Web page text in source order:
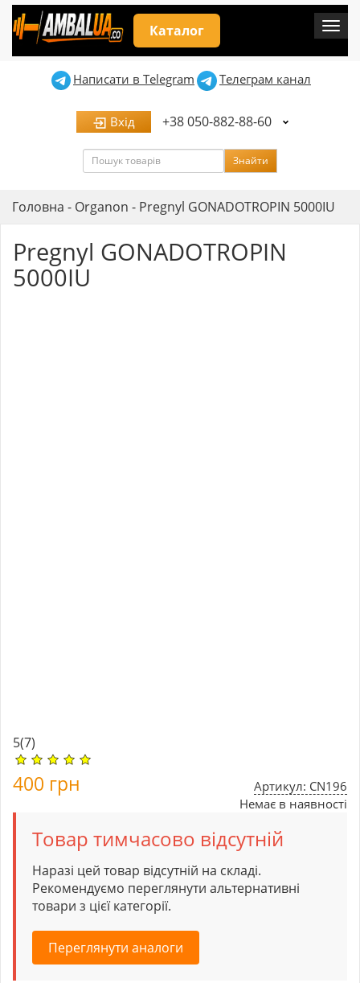
Каталог
Написати в Telegram Телеграм канал
Вхід +38 050-882-88-60
Пошук Знайти
Головна - Organon - Pregnyl GONADOTROPIN 5000IU
Pregnyl GONADOTROPIN
5000IU
5(7)
Артикул: CN196
Немає в наявності
400 грн
Товар тимчасово відсутній
Наразі цей товар відсутній на складі.
Рекомендуємо переглянути альтернативні
товари з цієї категорії.
Переглянути аналоги